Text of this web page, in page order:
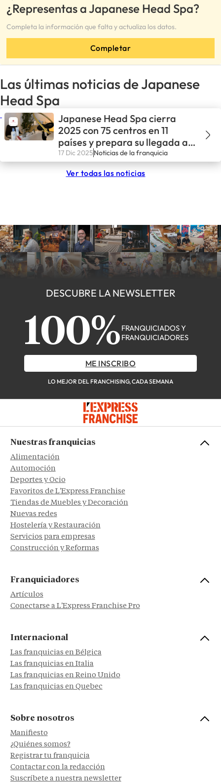
¿Representas a Japanese Head Spa?
Completa la información que falta y actualiza los datos.
Completar
Las últimas noticias de Japanese
Head Spa
Japanese Head Spa cierra
2025 con 75 centros en 11
países y prepara su llegada a
Estados Unidos
17 Dic 2025Noticias de la franquicia
Ver todas las noticias
DESCUBRE LA NEWSLETTER
100% FRANQUICIADOS Y
FRANQUICIADORES
ME INSCRIBO
LO MEJOR DEL FRANCHISING, CADA SEMANA
Nuestras franquicias
Alimentación
Automoción
Deportes y Ocio
Favoritos de L'Express Franchise
Tiendas de Muebles y Decoración
Nuevas redes
Hostelería y Restauración
Servicios para empresas
Construcción y Reformas
Franquiciadores
Artículos
Conectarse a L'Express Franchise Pro
Internacional
Las franquicias en Bélgica
Las franquicias en Italia
Las franquicias en Reino Unido
Las franquicias en Quebec
Sobre nosotros
Manifiesto
¿Quiénes somos?
Registrar tu franquicia
Contactar con la redacción
Suscríbete a nuestra newsletter